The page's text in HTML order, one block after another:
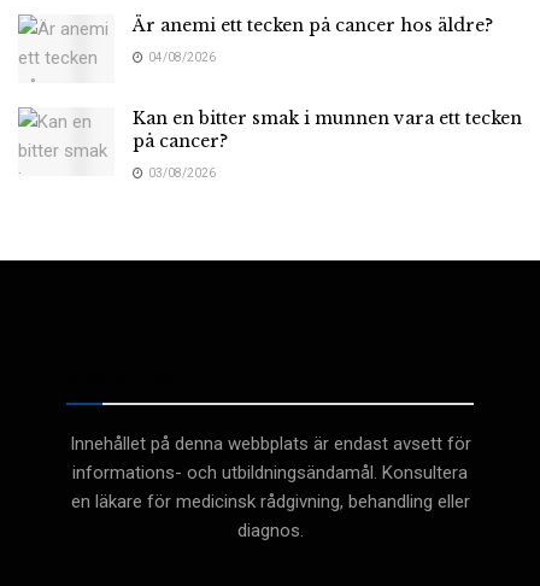
Är anemi ett tecken på cancer hos äldre?
04/08/2026
Kan en bitter smak i munnen vara ett tecken
på cancer?
03/08/2026
Innehållet på denna webbplats är endast avsett för
informations- och utbildningsändamål. Konsultera
en läkare för medicinsk rådgivning, behandling eller
diagnos.